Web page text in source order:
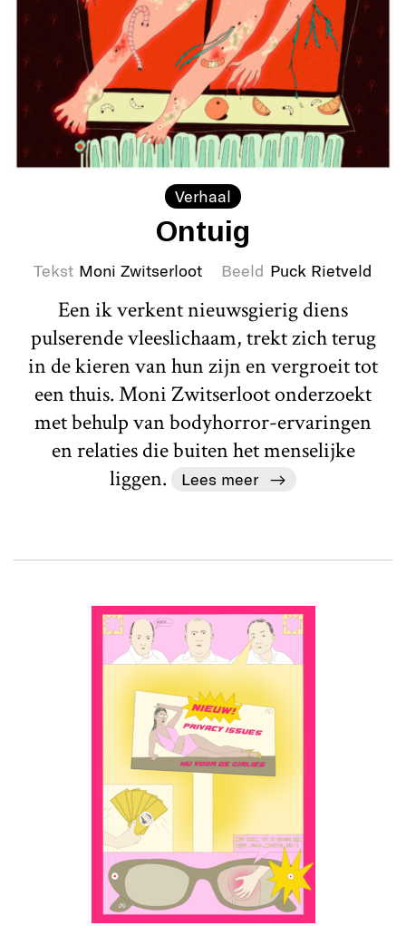
Verhaal
Ontuig
Tekst Moni Zwitserloot Beeld Puck Rietveld
Een ik verkent nieuwsgierig diens
pulserende vleeslichaam, trekt zich terug
in de kieren van hun zijn en vergroeit tot
een thuis. Moni Zwitserloot onderzoekt
met behulp van bodyhorror-ervaringen
en relaties die buiten het menselijke
liggen.
Lees meer